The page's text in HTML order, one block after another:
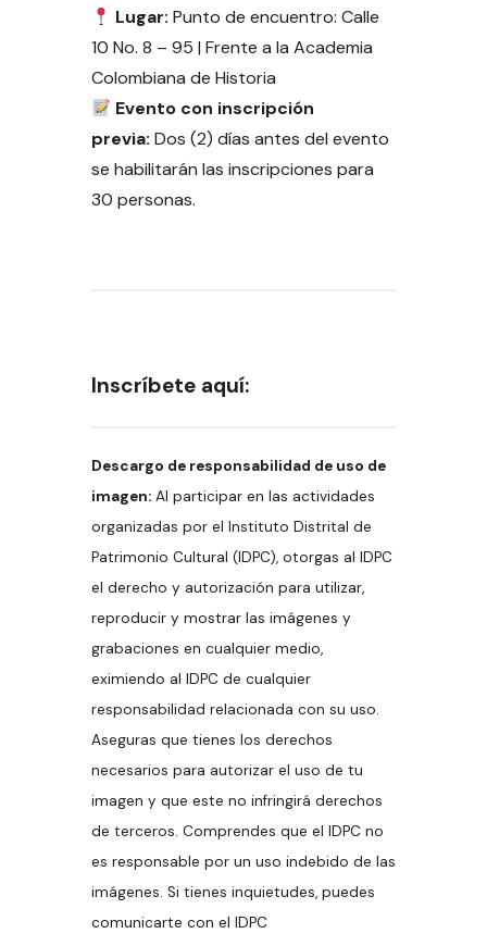
Lugar:Punto de encuentro: Calle
10 No. 8 – 95 | Frente a la Academia
Colombiana de Historia
Evento con inscripción
previa: Dos (2) días antes del evento
se habilitarán las inscripciones para
30 personas.
Inscríbete aquí:
Descargo de responsabilidad de uso de
imagen: Al participar en las actividades
organizadas por el Instituto Distrital de
Patrimonio Cultural (IDPC), otorgas al IDPC
el derecho y autorización para utilizar,
reproducir y mostrar las imágenes y
grabaciones en cualquier medio,
eximiendo al IDPC de cualquier
responsabilidad relacionada con su uso.
Aseguras que tienes los derechos
necesarios para autorizar el uso de tu
imagen y que este no infringirá derechos
de terceros. Comprendes que el IDPC no
es responsable por un uso indebido de las
imágenes. Si tienes inquietudes, puedes
comunicarte con el IDPC